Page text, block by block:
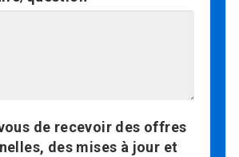
de recevoir des offres
des mises à jour et